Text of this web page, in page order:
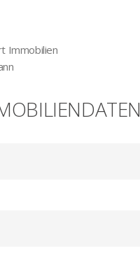
Immobilien